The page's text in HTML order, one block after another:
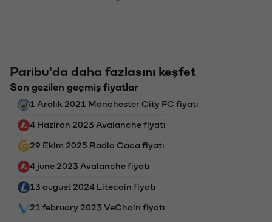
Paribu'da daha fazlasını keşfet
Son gezilen geçmiş fiyatlar
1 Aralık 2021 Manchester City FC fiyatı
4 Haziran 2023 Avalanche fiyatı
29 Ekim 2025 Radio Caca fiyatı
4 june 2023 Avalanche fiyatı
13 august 2024 Litecoin fiyatı
21 february 2023 VeChain fiyatı